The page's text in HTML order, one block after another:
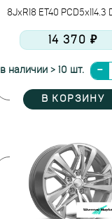
8JxR18 ET40 PCD5x114.3
14 370 ₽
в наличии > 10 шт.
В КОРЗИНУ